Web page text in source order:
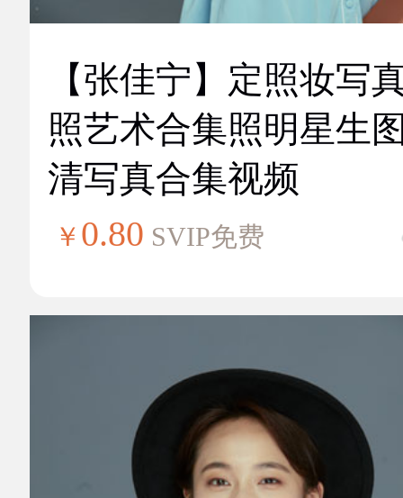
【张佳宁】定照妆写
照艺术合集照明星生
清写真合集视频
￥ 0.80 SVIP免费